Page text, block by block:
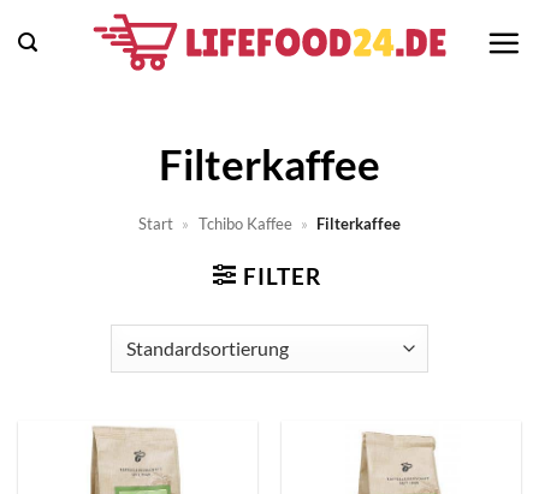
Inhalt
Filterkaffee
Start » Tchibo Kaffee » Filterkaffee
FILTER